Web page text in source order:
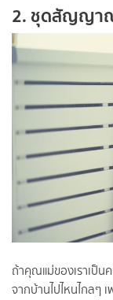
2. ชุดสัญญา
ถ้าคุณแม่ของเราเป็
จากบ้านไปไหนไกลๆ